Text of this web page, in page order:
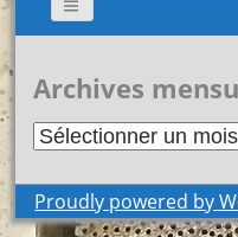
Archives
Archives
Proudly powered by